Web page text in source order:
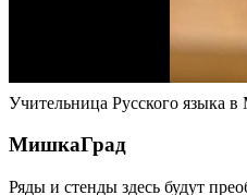
Учительница Русского языка
МишкаГрад
Ряды и стенды здесь будут